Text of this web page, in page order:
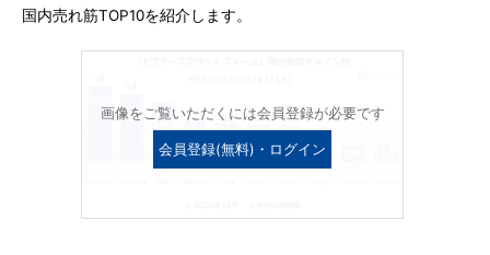
国内売れ筋TOP10を紹介します。
画像をご覧いただくには会員登録が必要です
会員登録(無料)・ログイン